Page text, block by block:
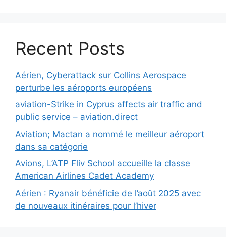
Recent Posts
Aérien, Cyberattack sur Collins Aerospace
perturbe les aéroports européens
aviation-Strike in Cyprus affects air traffic and
public service – aviation.direct
Aviation; Mactan a nommé le meilleur aéroport
dans sa catégorie
Avions, L’ATP Fliv School accueille la classe
American Airlines Cadet Academy
Aérien : Ryanair bénéficie de l’août 2025 avec
de nouveaux itinéraires pour l’hiver